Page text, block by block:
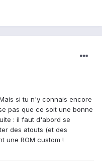
si tu n'y connais encore
pas que ce soit une bonne
: il faut d'abord se
des atouts (et des
une ROM custom !